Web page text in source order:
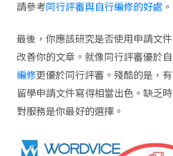
請參考同行評審與自行編修的好處 。
最後，你應該研究是否使用申請文
改善你的文章。就像同行評審優於自
編修更優於同行評審。殘酷的是，
留學申請文件寫得相當出色。缺乏
對服務是你最好的選擇。